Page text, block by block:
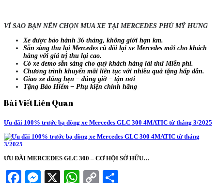
VÌ SAO BẠN NÊN CHỌN MUA XE TẠI MERCEDES PHÚ MỸ HƯNG
Xe được bảo hành 36 tháng, không giới hạn km.
Sẵn sàng thu lại Mercedes cũ đổi lại xe Mercedes mới cho khách
hàng với giá trị thu lại cao.
Có xe demo sẵn sàng cho quý khách hàng lái thử Miễn phí.
Chương trình khuyến mãi liên tục với nhiều quà tặng hấp dẫn.
Giao xe đúng hẹn – đúng giờ – tận nơi
Tặng Bảo Hiểm – Phụ kiện chính hãng
Bài Viết Liên Quan
Ưu đãi 100% trước bạ dòng xe Mercedes GLC 300 4MATIC từ tháng 3/2025
ƯU ĐÃI MERCEDES GLC 300 – CƠ HỘI SỞ HỮU…
Facebook
Messenger
X WhatsApp
Copy